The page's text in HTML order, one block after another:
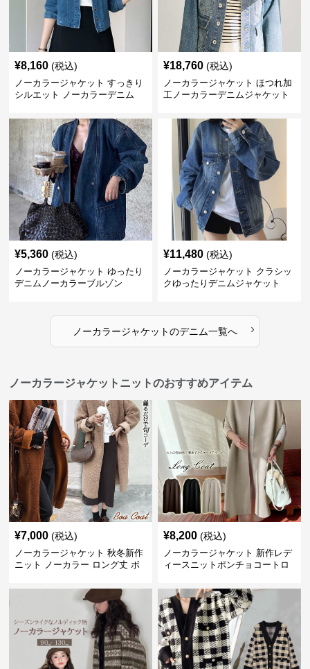
¥8,160 (税込)
ノーカラージャケット すっきり
シルエット ノーカラーデニム
¥18,760 (税込)
ノーカラージャケット ほつれ加
工ノーカラーデニムジャケット
¥5,360 (税込)
ノーカラージャケット ゆったり
デニムノーカラーブルゾン
¥11,480 (税込)
ノーカラージャケット クラシッ
クゆったりデニムジャケット
ノーカラージャケットのデニム一覧へ ›
ノーカラージャケットニットのおすすめアイテム
¥7,000 (税込)
ノーカラージャケット 秋冬新作
ニット ノーカラー ロング丈 ボ
¥8,200 (税込)
ノーカラージャケット 新作レデ
ィースニットポンチョコートロ